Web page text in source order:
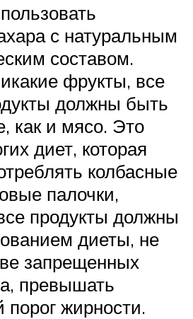
с натуральным
составом.
фрукты, все
должны быть
как и мясо. Это
диет, которая
колбасные
палочки,
продукты должны
диеты, не
запрещенных
превышать
жирности.